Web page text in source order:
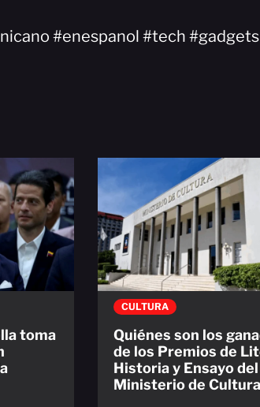
#enespanol #tech #gadgets
toma
CULTURA
Quiénes son los
de los Premios de
Historia y Ensayo del
Ministerio de Cultura